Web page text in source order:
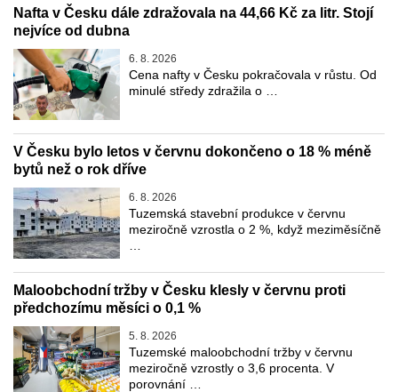
Nafta v Česku dále zdražovala na 44,66 Kč za litr. Stojí
nejvíce od dubna
6. 8. 2026
Cena nafty v Česku pokračovala v růstu. Od
minulé středy zdražila o …
V Česku bylo letos v červnu dokončeno o 18 % méně
bytů než o rok dříve
6. 8. 2026
Tuzemská stavební produkce v červnu
meziročně vzrostla o 2 %, když meziměsíčně
Maloobchodní tržby v Česku klesly v červnu proti
předchozímu měsíci o 0,1 %
5. 8. 2026
Tuzemské maloobchodní tržby v červnu
meziročně vzrostly o 3,6 procenta. V
porovnání …